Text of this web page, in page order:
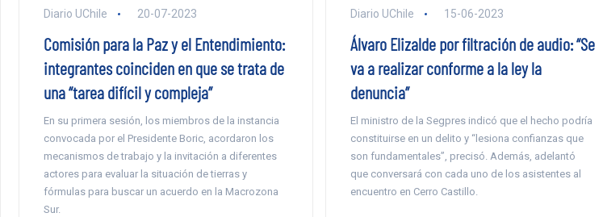
Diario UChile 20-07-2023
Comisión para la Paz y el Entendimiento:
integrantes coinciden en que se trata de
una “tarea difícil y compleja”
En su primera sesión, los miembros de la instancia
convocada por el Presidente Boric, acordaron los
mecanismos de trabajo y la invitación a diferentes
actores para evaluar la situación de tierras y
fórmulas para buscar un acuerdo en la Macrozona
Sur.
Diario UChile 15-06-2023
Álvaro Elizalde por filtración de audio: “Se
va a realizar conforme a la ley la
denuncia”
El ministro de la Segpres indicó que el hecho podría
constituirse en un delito y “lesiona confianzas que
son fundamentales”, precisó. Además, adelantó
que conversará con cada uno de los asistentes al
encuentro en Cerro Castillo.